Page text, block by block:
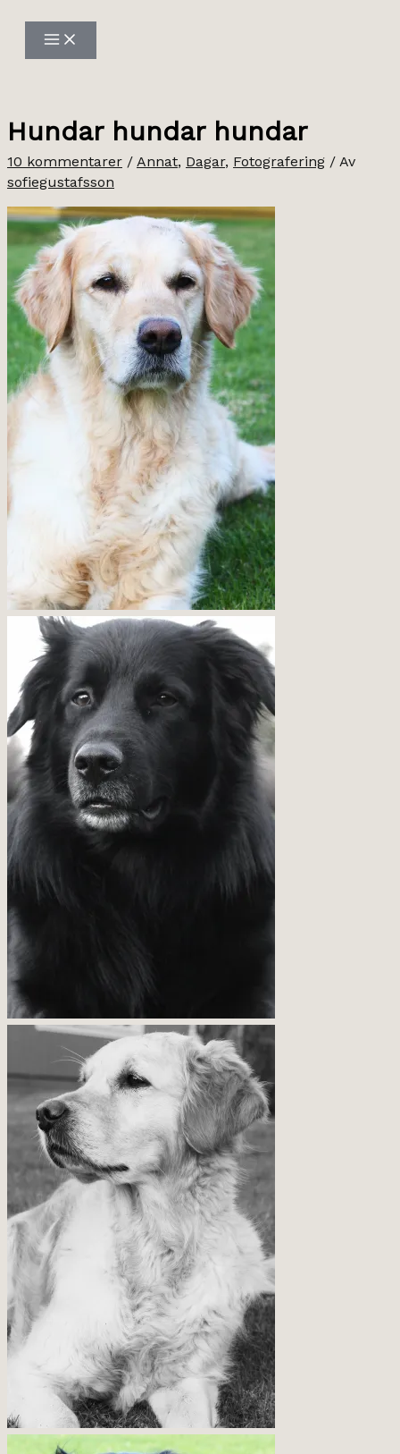
innehåll
Hundar hundar hundar
10 kommentarer / Annat, Dagar, Fotografering / Av
sofiegustafsson